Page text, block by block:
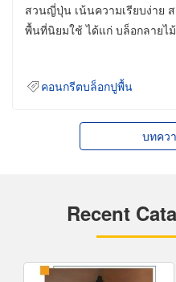
สวนญี่ปุ่น เน้นความเรียบง่าย
พื้นที่นิยมใช้ ได้แก่ บล็อกลาย
คอนกรีตบล็อกปูพื้น
บทคว
Recent